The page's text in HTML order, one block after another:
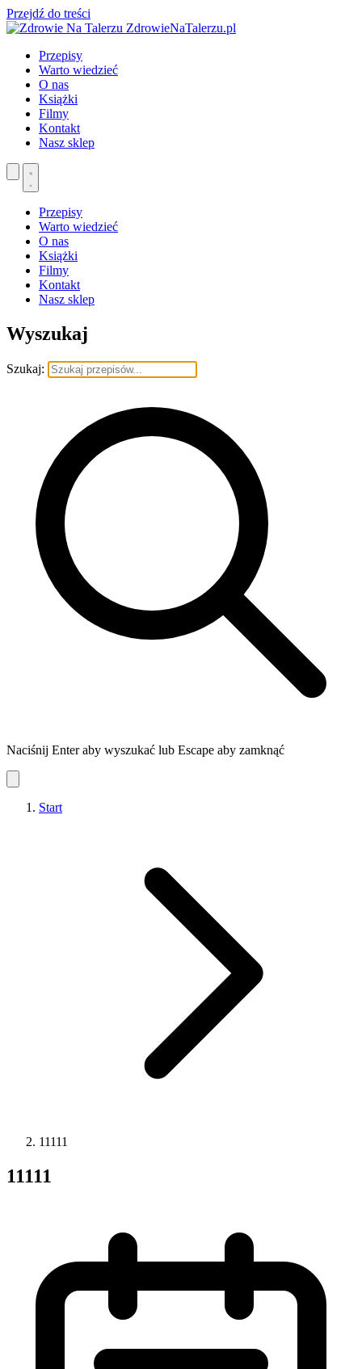
Przejdź do treści
ZdrowieNaTalerzu.pl
Przepisy
Warto wiedzieć
O nas
Książki
Filmy
Kontakt
Nasz sklep
Przepisy
Warto wiedzieć
O nas
Książki
Filmy
Kontakt
Nasz sklep
Wyszukaj
Szukaj:
Naciśnij Enter aby wyszukać lub Escape aby zamknąć
Start
11111
11111